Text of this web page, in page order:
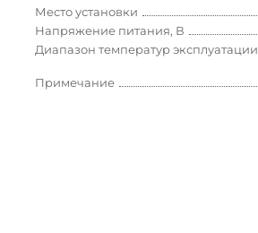
Место установки
Напряжение питания, В
Диапазон температур эксплуатации
Примечание